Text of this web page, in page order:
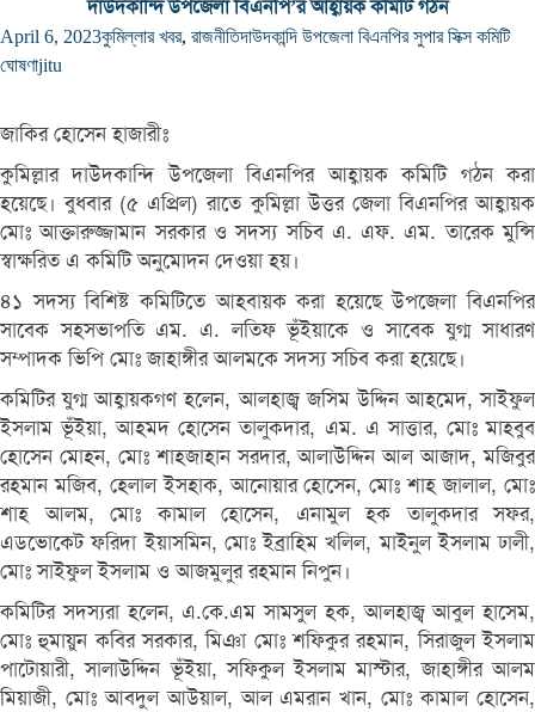
দাউদকান্দি উপজেলা বিএনপি’র আহ্বায়ক কমিটি গঠন
April 6, 2023কুমিল্লার খবর, রাজনীতিদাউদকান্দি উপজেলা বিএনপির সুপার সিক্স কমিটি
ঘোষণাjitu
জাকির হোসেন হাজারীঃ
কুমিল্লার দাউদকান্দি উপজেলা বিএনপির আহ্বায়ক কমিটি গঠন করা
হয়েছে। বুধবার (৫ এপ্রিল) রাতে কুমিল্লা উত্তর জেলা বিএনপির আহ্বায়ক
মোঃ আক্তারুজ্জামান সরকার ও সদস্য সচিব এ. এফ. এম. তারেক মুন্সি
স্বাক্ষরিত এ কমিটি অনুমোদন দেওয়া হয়।
৪১ সদস্য বিশিষ্ট কমিটিতে আহবায়ক করা হয়েছে উপজেলা বিএনপির
সাবেক সহসভাপতি এম. এ. লতিফ ভূঁইয়াকে ও সাবেক যুগ্ম সাধারণ
সম্পাদক ভিপি মোঃ জাহাঙ্গীর আলমকে সদস্য সচিব করা হয়েছে।
কমিটির যুগ্ম আহ্বায়কগণ হলেন, আলহাজ্ব জসিম উদ্দিন আহমেদ, সাইফুল
ইসলাম ভূঁইয়া, আহমদ হোসেন তালুকদার, এম. এ সাত্তার, মোঃ মাহবুব
হোসেন মোহন, মোঃ শাহজাহান সরদার, আলাউদ্দিন আল আজাদ, মজিবুর
রহমান মজিব, হেলাল ইসহাক, আনোয়ার হোসেন, মোঃ শাহ জালাল, মোঃ
শাহ আলম, মোঃ কামাল হোসেন, এনামুল হক তালুকদার সফর,
এডভোকেট ফরিদা ইয়াসমিন, মোঃ ইব্রাহিম খলিল, মাইনুল ইসলাম ঢালী,
মোঃ সাইফুল ইসলাম ও আজমুলুর রহমান নিপুন।
কমিটির সদস্যরা হলেন, এ.কে.এম সামসুল হক, আলহাজ্ব আবুল হাসেম,
মোঃ হুমায়ুন কবির সরকার, মিঞা মোঃ শফিকুর রহমান, সিরাজুল ইসলাম
পাটোয়ারী, সালাউদ্দিন ভূঁইয়া, সফিকুল ইসলাম মাস্টার, জাহাঙ্গীর আলম
মিয়াজী, মোঃ আবদুল আউয়াল, আল এমরান খান, মোঃ কামাল হোসেন,